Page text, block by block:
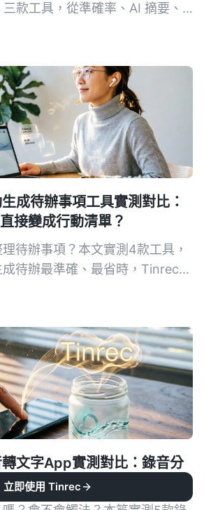
款工具，從準確率、AI 摘要、
成待辦事項工具實測對比：
接變成行動清單？
待辦事項？本文實測4款工具，
待辦最準確、最省時，Tinrec的
文字App實測對比：錄音分
完善？
立即使用 Tinrec